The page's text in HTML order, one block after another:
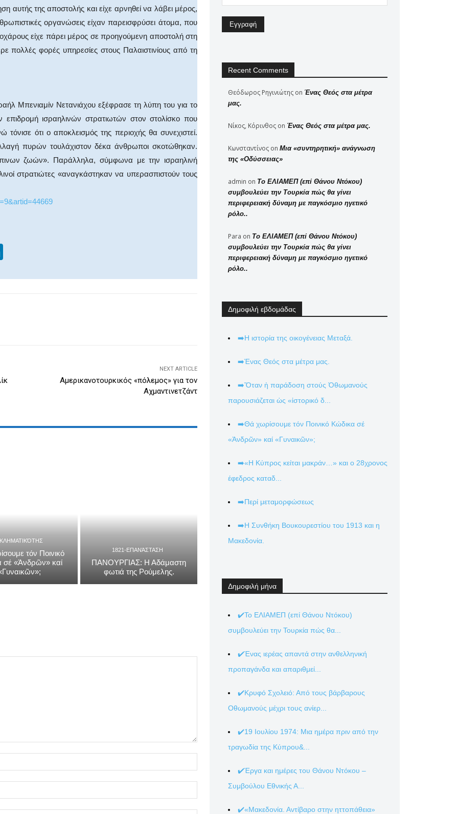
αυτής της αποστολής και είχε αρνηθεί να λάβει μέρος,
οργανώσεις είχαν παρεισφρύσει άτομα, που
είχε πάρει μέρος σε προηγούμενη αποστολή στη
πολλές φορές υπηρεσίες στους Παλαιστινίους από τη
Μπενιαμίν Νετανιάχου εξέφρασε τη λύπη του για το
ισραηλινών στρατιωτών στον στολίσκο που
ότι ο αποκλεισμός της περιοχής θα συνεχιστεί.
πυρών τουλάχιστον δέκα άνθρωποι σκοτώθηκαν.
ζωών». Παράλληλα, σύμφωνα με την ισραηλινή
στρατιώτες «αναγκάστηκαν να υπερασπιστούν τους
k
Viber
NEXT ARTICLE
Αμερικανοτουρκικός «πόλεμος» για τον
Αχμαντινετζάντ
τόν Ποινικό
σέ «Ἀνδρῶν» καί
1821-ΕΠΑΝΆΣΤΑΣΗ
ΠΑΝΟΥΡΓΙΑΣ: Η Αδάμαστη
φωτιά της Ρούμελης.
Recent Comments
Θεόδωρος Ρηγινιώτης on Ένας Θεός στα μέτρα
μας.
Νίκος, Κόρινθος on Ένας Θεός στα μέτρα μας.
Κωνσταντίνος on Μια «συντηρητική» ανάγνωση
της «Οδύσσειας»
admin on Το ΕΛΙΑΜΕΠ (επί Θάνου Ντόκου)
συμβουλεύει την Τουρκία πώς θα γίνει
περιφερειακή δύναμη με παγκόσμιο ηγετικό
ρόλο..
Para on Το ΕΛΙΑΜΕΠ (επί Θάνου Ντόκου)
συμβουλεύει την Τουρκία πώς θα γίνει
περιφερειακή δύναμη με παγκόσμιο ηγετικό
ρόλο..
Δημοφιλή εβδομάδας
➡️Η ιστορία της οικογένειας Μεταξά.
➡️Ένας Θεός στα μέτρα μας.
➡️Ὅταν ἡ παράδοση στούς Ὀθωμανούς
παρουσιάζεται ὡς «ἱστορικό δ...
➡️Θά χωρίσουμε τόν Ποινικό Κώδικα σέ
«Ἀνδρῶν» καί «Γυναικῶν»;
➡️«Η Κύπρος κείται μακράν…» και ο 28χρονος
έφεδρος καταδ...
➡️Περί μεταμορφώσεως
➡️Η Συνθήκη Βουκουρεστίου του 1913 και η
Μακεδονία.
Δημοφιλή μήνα
✔️Το ΕΛΙΑΜΕΠ (επί Θάνου Ντόκου)
συμβουλεύει την Τουρκία πώς θα...
✔️Ένας ιερέας απαντά στην ανθελληνική
προπαγάνδα και απαριθμεί...
✔️Κρυφό Σχολειό: Από τους βάρβαρους
Οθωμανούς μέχρι τους ανίερ...
✔️19 Ιουλίου 1974: Μια ημέρα πριν από την
τραγωδία της Κύπρου&...
✔️Έργα και ημέρες του Θάνου Ντόκου –
Συμβούλου Εθνικής Α...
✔️«Μακεδονία. Αντίβαρο στην ηττοπάθεια»